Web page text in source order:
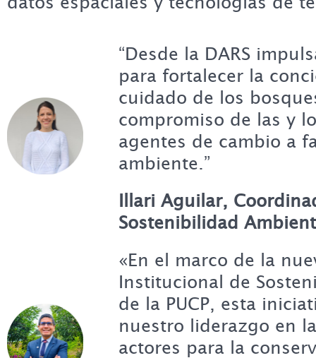
“Desde la DARS
para fortalecer la
cuidado de los
compromiso de las y
agentes de cambio a
ambiente.”
Illari Aguilar,
Sostenibilidad
«En el marco de la
Institucional de
de la PUCP, esta
nuestro liderazgo en
actores para la